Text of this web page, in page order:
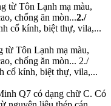
từ Tôn Lạnh mạ màu,
chống ăn mòn...2./
cổ kính, biệt thự, vila,...
Tôn Lạnh mạ màu,
chống ăn mòn... 2./
cổ kính, biệt thự, vila,...
Q7 có dạng chữ C. Có